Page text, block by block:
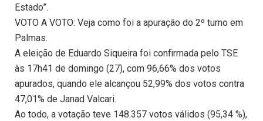
Estado”.
VOTO A VOTO: Veja como foi a apuração do 2º turno em
Palmas.
A eleição de Eduardo Siqueira foi confirmada pelo TSE
às 17h41 de domingo (27), com 96,66% dos votos
apurados, quando ele alcançou 52,99% dos votos contra
47,01% de Janad Valcari.
Ao todo, a votação teve 148.357 votos válidos (95,34 %),